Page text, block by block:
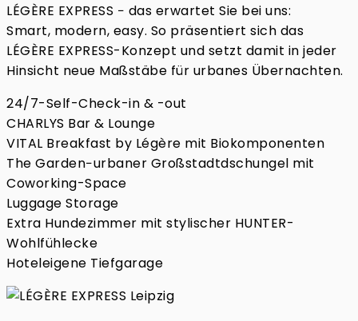
LÉGÈRE EXPRESS − das erwartet Sie bei uns:
Smart, modern, easy. So präsentiert sich das
LÉGÈRE EXPRESS-Konzept und setzt damit in jeder
Hinsicht neue Maßstäbe für urbanes Übernachten.
24/7-Self-Check-in & -out
CHARLYS Bar & Lounge
VITAL Breakfast by Légère mit Biokomponenten
The Garden−urbaner Großstadtdschungel mit
Coworking-Space
Luggage Storage
Extra Hundezimmer mit stylischer HUNTER-
Wohlfühlecke
Hoteleigene Tiefgarage